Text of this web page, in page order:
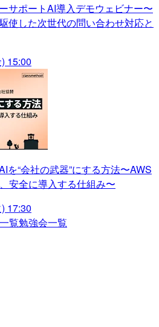
サポートAI導入デモウェビナー〜
使した次世代の問い合わせ対応と
15:00
を“会社の武器”にする方法〜AWS
安全に導入する仕組み〜
17:30
覧勉強会一覧